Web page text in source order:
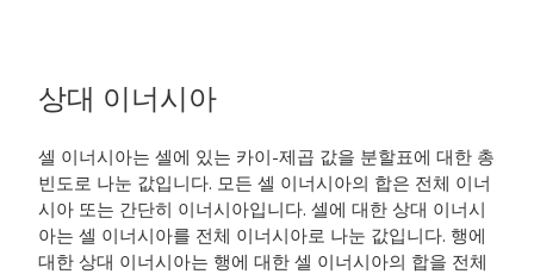
상대 이너시아
셀 이너시아는 셀에 있는 카이-제곱 값을 분할표에 대한 총
빈도로 나눈 값입니다. 모든 셀 이너시아의 합은 전체 이너
시아 또는 간단히 이너시아입니다. 셀에 대한 상대 이너시
아는 셀 이너시아를 전체 이너시아로 나눈 값입니다. 행에
대한 상대 이너시아는 행에 대한 셀 이너시아의 합을 전체